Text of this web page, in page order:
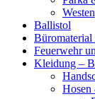
Westen
Ballistol
Feuerwehr
Kleidung –
Hosen